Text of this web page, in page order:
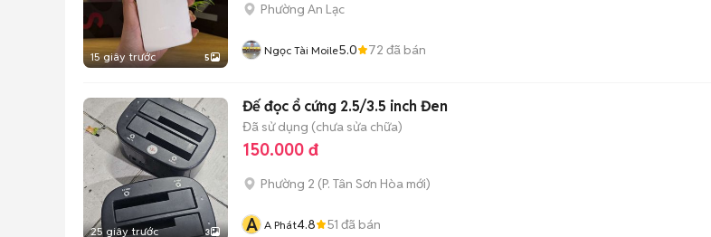
15 giây trước 5
Phường An Lạc
Ngọc Tài Moile5.0 72 đã bán
25 giây trước 3
Đế đọc ổ cứng 2.5/3.5 inch Đen
Đã sử dụng (chưa sửa chữa)
150.000 đ
Phường 2 (P. Tân Sơn Hòa mới)
A A Phát4.8 51 đã bán